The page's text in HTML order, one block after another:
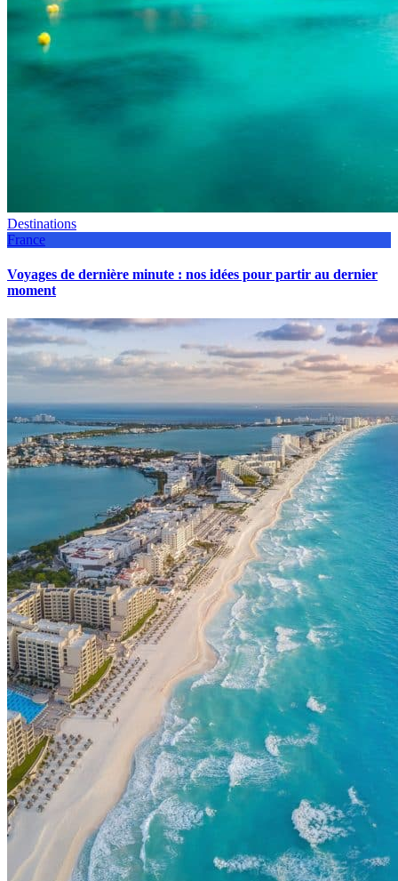
Destinations
France
Voyages de dernière minute : nos idées pour partir au dernier
moment